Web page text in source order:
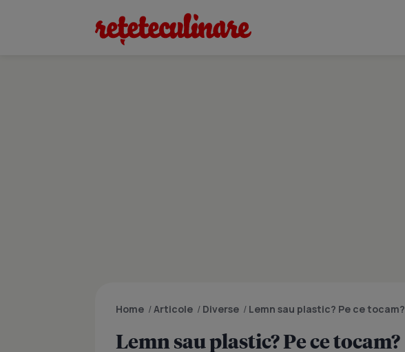
Home /Articole / Diverse / Lemn sau plastic? Pe ce tocam?
Lemn sau plastic? Pe ce tocam?